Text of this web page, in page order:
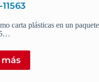
carta plásticas en un paquete